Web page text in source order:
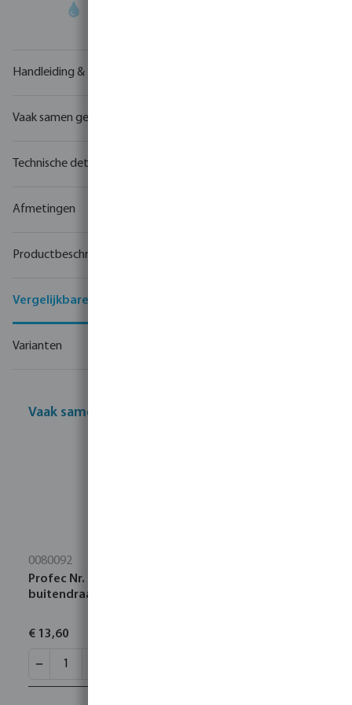
Handleiding & tekeningen
Vaak samen gekocht
Technische details
Afmetingen
Productbeschrijving
Vergelijkbare producten
Varianten
Vaak samen gekocht
0080092
Profec Nr. 241 Verloopring RVS 316 1 1/4" x 1/2"
buitendraad x binnendraad 16bar
€ 13,60